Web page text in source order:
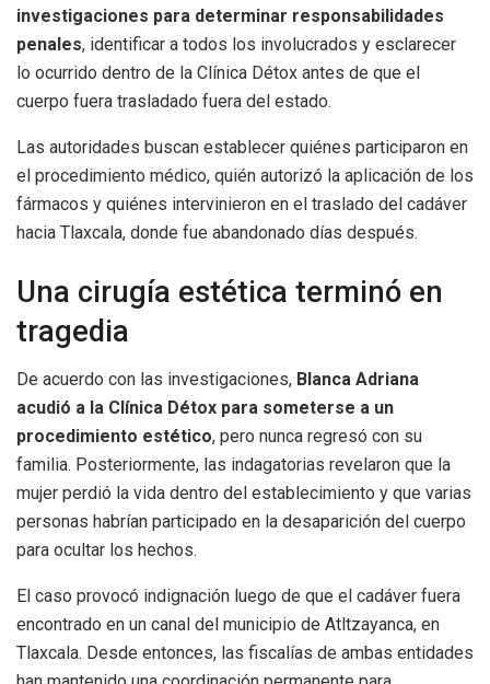
investigaciones para determinar responsabilidades
penales, identificar a todos los involucrados y esclarecer
lo ocurrido dentro de la Clínica Détox antes de que el
cuerpo fuera trasladado fuera del estado.
Las autoridades buscan establecer quiénes participaron en
el procedimiento médico, quién autorizó la aplicación de los
fármacos y quiénes intervinieron en el traslado del cadáver
hacia Tlaxcala, donde fue abandonado días después.
Una cirugía estética terminó en
tragedia
De acuerdo con las investigaciones, Blanca Adriana
acudió a la Clínica Détox para someterse a un
procedimiento estético, pero nunca regresó con su
familia. Posteriormente, las indagatorias revelaron que la
mujer perdió la vida dentro del establecimiento y que varias
personas habrían participado en la desaparición del cuerpo
para ocultar los hechos.
El caso provocó indignación luego de que el cadáver fuera
encontrado en un canal del municipio de Atltzayanca, en
Tlaxcala. Desde entonces, las fiscalías de ambas entidades